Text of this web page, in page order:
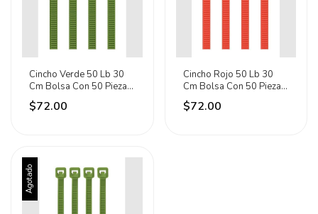
Cincho Verde 50 Lb 30
Cm Bolsa Con 50 Piezas
Volteck 41020 Verde
$72.00
Cincho Rojo 50 Lb 30
Cm Bolsa Con 50 Piezas
Volteck 41021 Rojo
$72.00
Agotado